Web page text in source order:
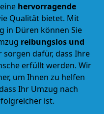
hervorragende
Qualität bietet. Mit
in Düren können Sie
reibungslos und
dafür, dass Ihre
erfüllt werden. Wir
um Ihnen zu helfen
Ihr Umzug nach
ist.